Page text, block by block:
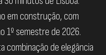
em construção, com
1º semestre de 2026.
combinação de elegância